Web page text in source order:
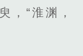
，“淮渊，